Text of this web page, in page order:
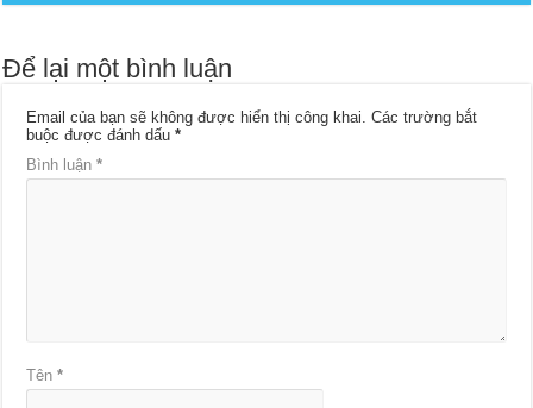
Để lại một bình luận
Email của bạn sẽ không được hiển thị công khai. Các trường bắt
buộc được đánh dấu*
Bình luận*
Tên*